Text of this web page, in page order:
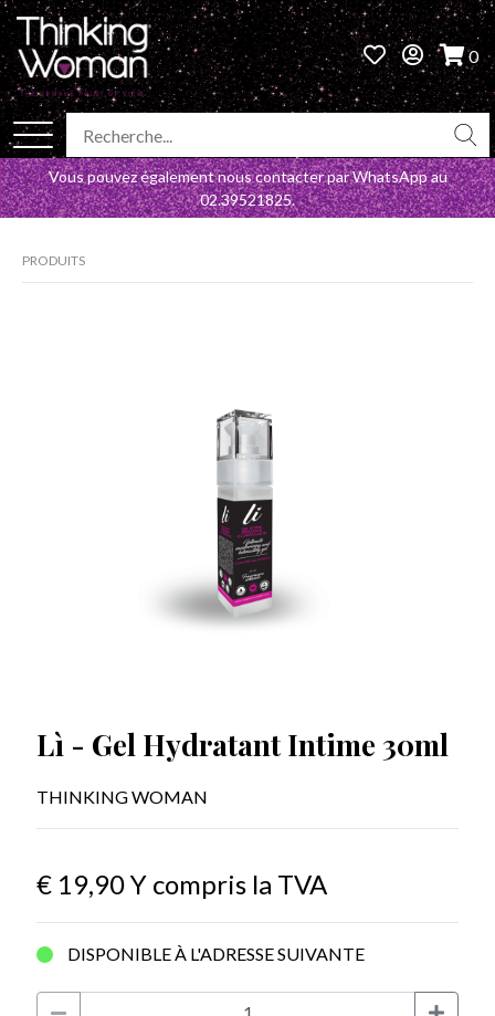
0
Vous pouvez également nous contacter par WhatsApp au
02.39521825.
PRODUITS
Lì - Gel Hydratant Intime 30ml
THINKING WOMAN
€ 19,90Y compris la TVA
DISPONIBLE À L'ADRESSE SUIVANTE